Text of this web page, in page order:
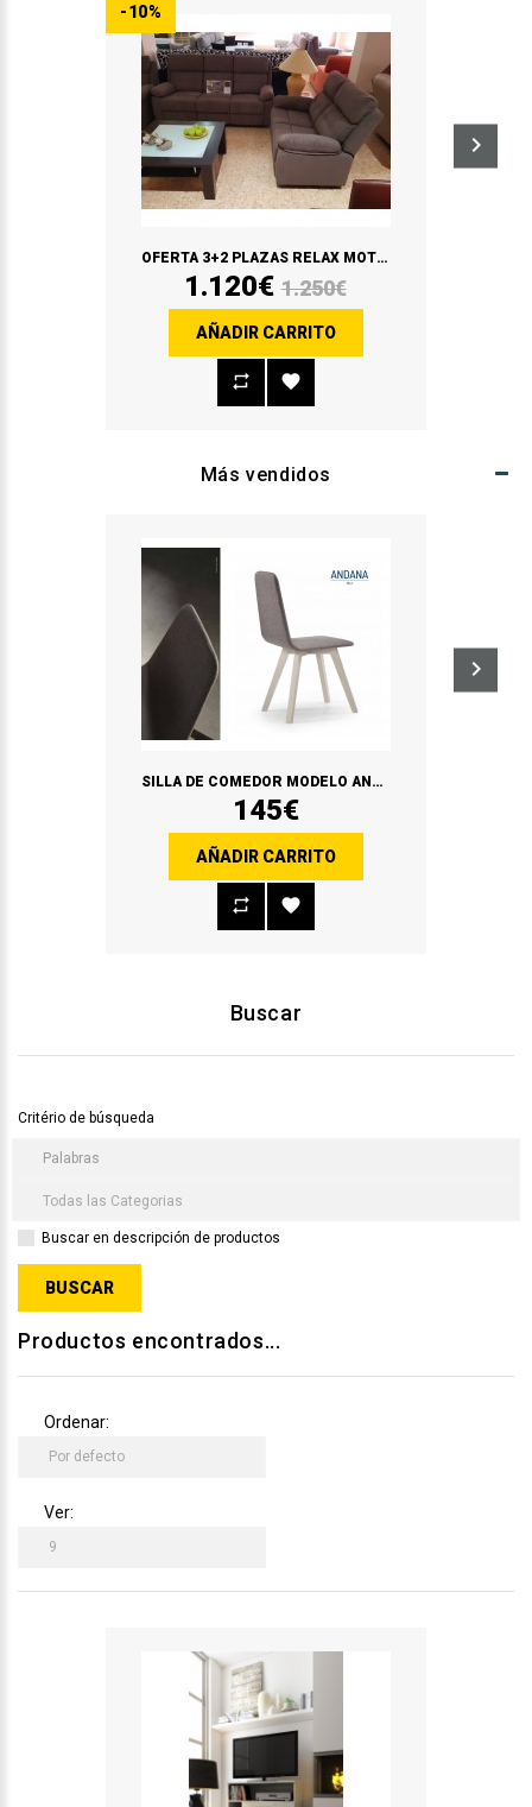
-10%
OFERTA 3+2 PLAZAS RELAX MOTORIZADO 3 PLAZAS / FIJO 2 PLAZAS
1.120€ 1.250€
AÑADIR CARRITO
Más vendidos
SILLA DE COMEDOR MODELO ANDANA
145€
AÑADIR CARRITO
Buscar
Critério de búsqueda
Buscar en descripción de productos
Productos encontrados...
Ordenar:
Ver: